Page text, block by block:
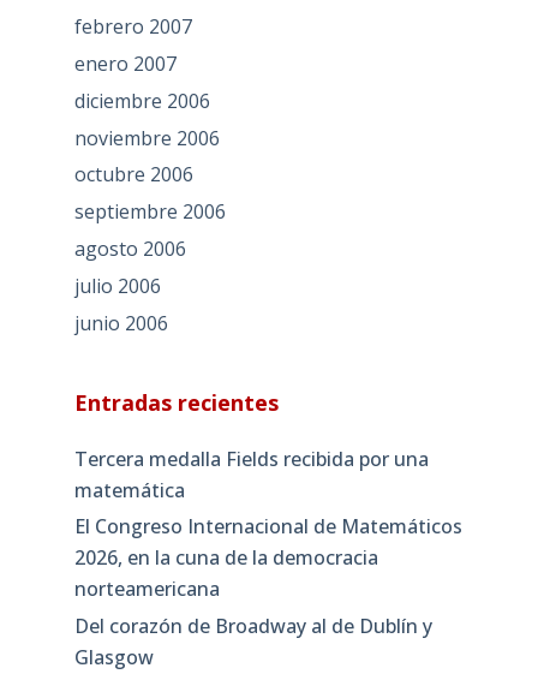
febrero 2007
enero 2007
diciembre 2006
noviembre 2006
octubre 2006
septiembre 2006
agosto 2006
julio 2006
junio 2006
Entradas recientes
Tercera medalla Fields recibida por una
matemática
El Congreso Internacional de Matemáticos
2026, en la cuna de la democracia
norteamericana
Del corazón de Broadway al de Dublín y
Glasgow